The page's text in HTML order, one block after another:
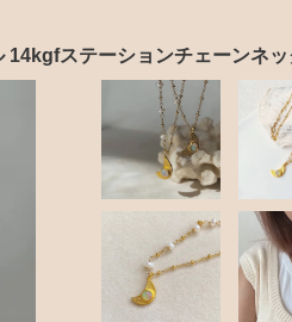
ステーションチェーンネッ